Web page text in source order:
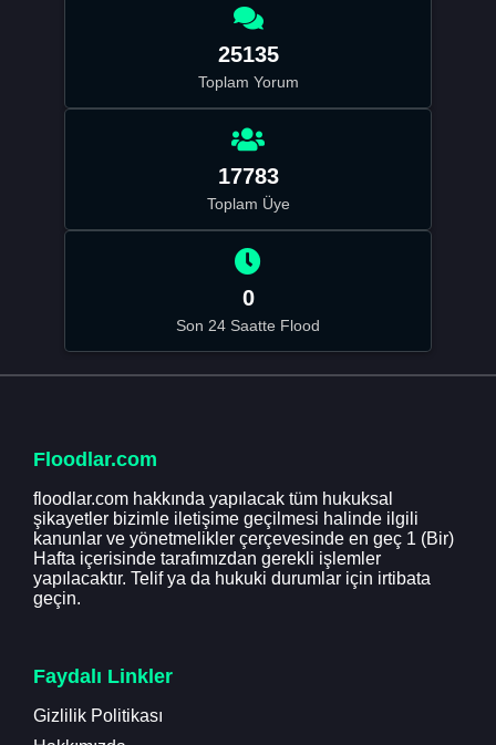
25135
Toplam Yorum
17783
Toplam Üye
0
Son 24 Saatte Flood
Floodlar.com
floodlar.com hakkında yapılacak tüm hukuksal
şikayetler bizimle iletişime geçilmesi halinde ilgili
kanunlar ve yönetmelikler çerçevesinde en geç 1 (Bir)
Hafta içerisinde tarafımızdan gerekli işlemler
yapılacaktır. Telif ya da hukuki durumlar için irtibata
geçin.
Faydalı Linkler
Gizlilik Politikası